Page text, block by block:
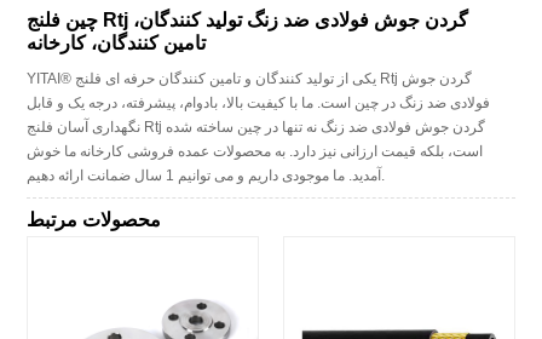
چین فلنج Rtj گردن جوش فولادی ضد زنگ تولید کنندگان،
تامین کنندگان، کارخانه
YITAI® یکی از تولید کنندگان و تامین کنندگان حرفه ای فلنج Rtj گردن جوش
فولادی ضد زنگ در چین است. ما با کیفیت بالا، بادوام، پیشرفته، درجه یک و قابل
نگهداری آسان فلنج Rtj گردن جوش فولادی ضد زنگ نه تنها در چین ساخته شده
است، بلکه قیمت ارزانی نیز دارد. به محصولات عمده فروشی کارخانه ما خوش
آمدید. ما موجودی داریم و می توانیم 1 سال ضمانت ارائه دهیم.
محصولات مرتبط